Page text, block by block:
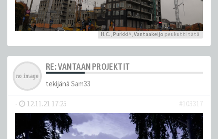
H.C., Purkki^,Vantaakeijo peukutti tätä
RE: VANTAAN PROJEKTIT
tekijänä Sam33
- 12.11.21 17:25 #103317